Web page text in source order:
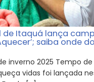
de Itaquá lança
saiba onde
inverno 2025 Tempo
vidas foi lançada